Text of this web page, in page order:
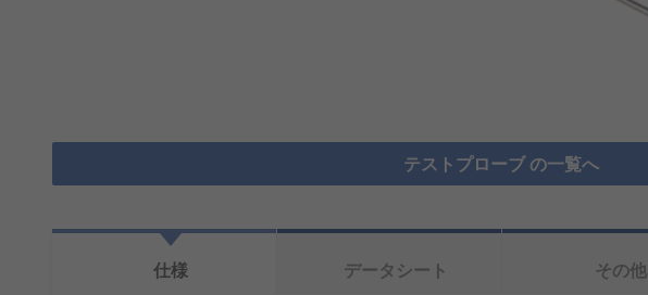
テストプローブ の一覧へ
仕様 データシート その他